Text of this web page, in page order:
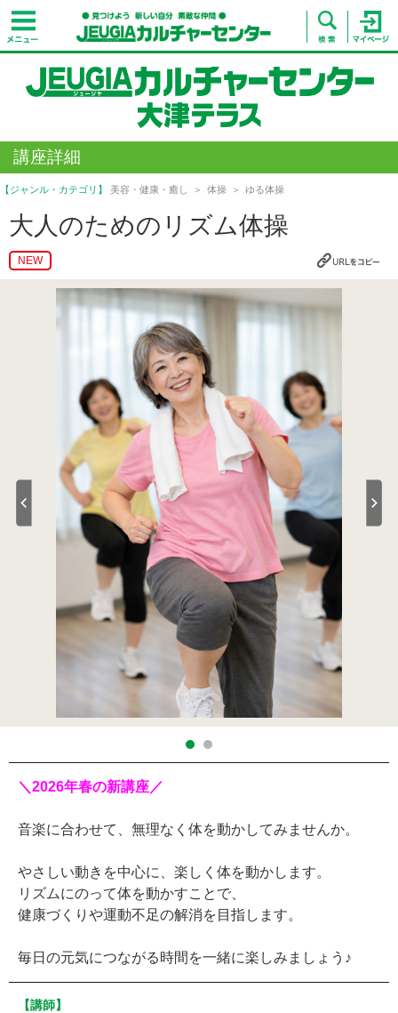
講座詳細
【ジャンル・カテゴリ】 美容・健康・癒し 体操 ゆる体操
大人のためのリズム体操
NEW
＼2026年春の新講座／
音楽に合わせて、無理なく体を動かしてみませんか。
やさしい動きを中心に、楽しく体を動かします。
リズムにのって体を動かすことで、
健康づくりや運動不足の解消を目指します。
毎日の元気につながる時間を一緒に楽しみましょう♪
【講師】